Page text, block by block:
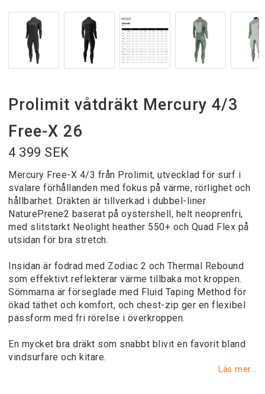
Prolimit våtdräkt Mercury 4/3
Free-X 26
4 399 SEK
Mercury Free-X 4/3 från Prolimit, utvecklad för surf i
svalare förhållanden med fokus på värme, rörlighet och
hållbarhet. Dräkten är tillverkad i dubbel-liner
NaturePrene2 baserat på oystershell, helt neoprenfri,
med slitstarkt Neolight heather 550+ och Quad Flex på
utsidan för bra stretch.
Insidan är fodrad med Zodiac 2 och Thermal Rebound
som effektivt reflekterar värme tillbaka mot kroppen.
Sömmarna är förseglade med Fluid Taping Method för
ökad täthet och komfort, och chest-zip ger en flexibel
passform med fri rörelse i överkroppen.
En mycket bra dräkt som snabbt blivit en favorit bland
vindsurfare och kitare.
Läs mer...